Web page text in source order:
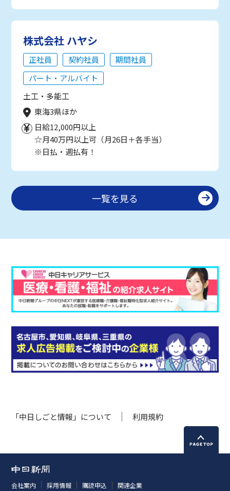
株式会社 ハヤシ
正社員 契約社員
期間社員
パート・アルバイト
土工・多能工
東海3県ほか
日給12,000円以上
☆月40万円以上可（月26日＋各手当）
※日払・週払有！
一覧を見る
「中日しごと情報」について 利用規約
会社案内 採用情報 購読申込 関連企業